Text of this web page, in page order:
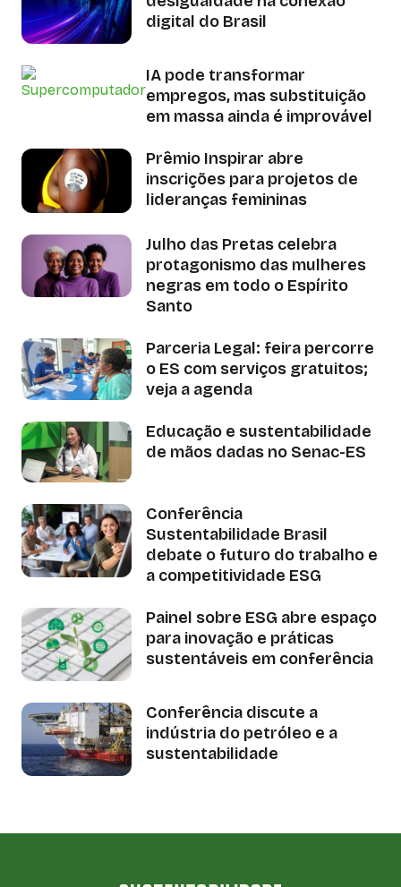
digital do Brasil
IA pode transformar
empregos, mas substituição
em massa ainda é improvável
Prêmio Inspirar abre
inscrições para projetos de
lideranças femininas
Julho das Pretas celebra
protagonismo das mulheres
negras em todo o Espírito
Santo
Parceria Legal: feira percorre
o ES com serviços gratuitos;
veja a agenda
Educação e sustentabilidade
de mãos dadas no Senac-ES
Conferência
Sustentabilidade Brasil
debate o futuro do trabalho e
a competitividade ESG
Painel sobre ESG abre espaço
para inovação e práticas
sustentáveis em conferência
Conferência discute a
indústria do petróleo e a
sustentabilidade